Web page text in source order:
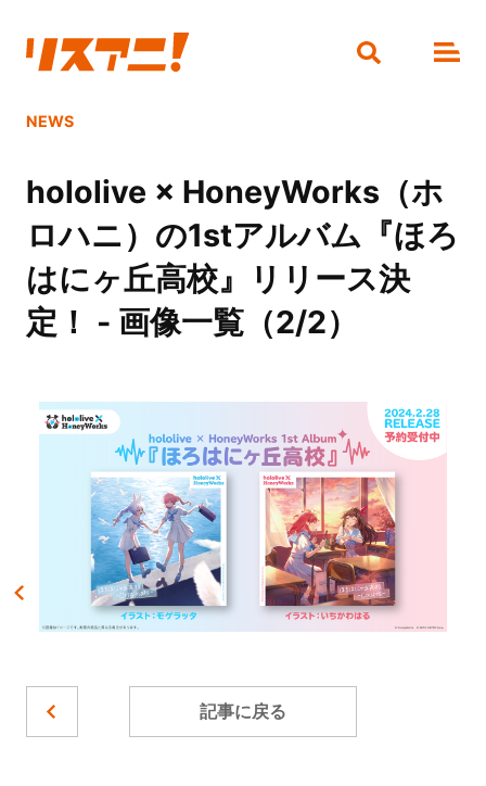
NEWS
hololive × HoneyWorks（ホ
ロハニ）の1stアルバム『ほろ
はにヶ丘高校』リリース決
定！ - 画像一覧（2/2）
記事に戻る